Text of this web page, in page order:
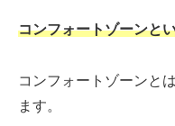
コンフォートゾーンと
コンフォートゾーンと
ます。